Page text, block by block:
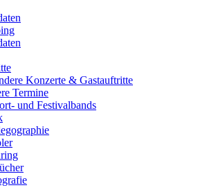
Konzerte & Gastauftritte
Termine
und Festivalbands